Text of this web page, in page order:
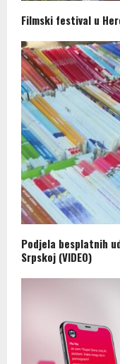
Filmski festival u
Podjela besplatnih
Srpskoj (VIDEO)